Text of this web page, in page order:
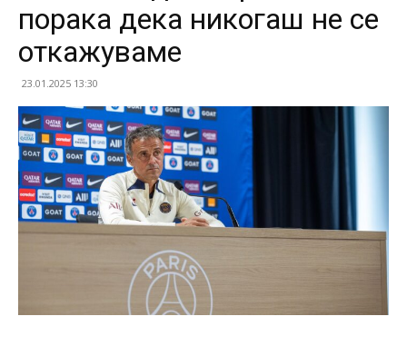
порака дека никогаш не се
откажуваме
23.01.2025 13:30